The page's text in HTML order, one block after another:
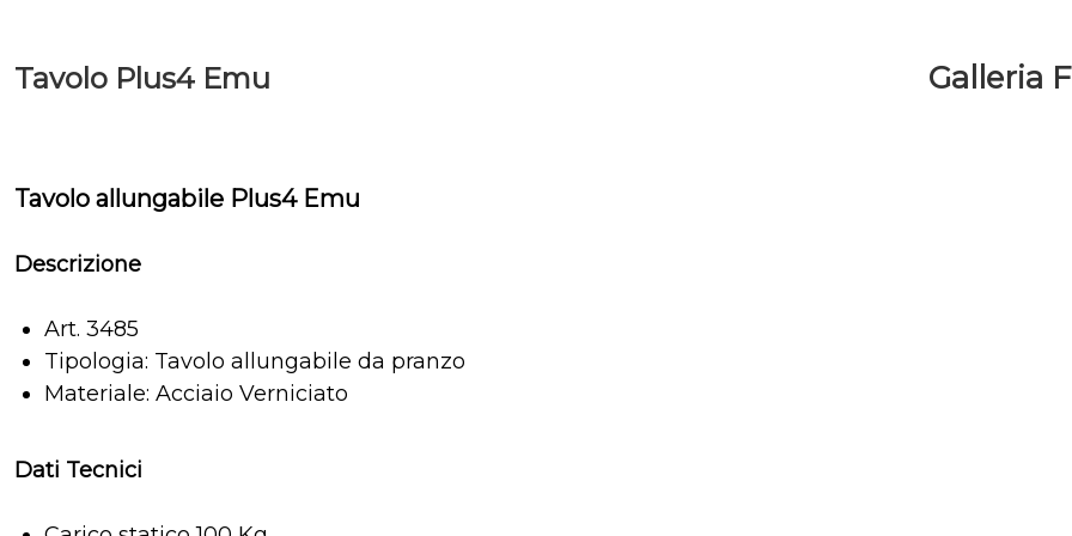
Tavolo Plus4 Emu
Tavolo allungabile Plus4 Emu
Descrizione
Art. 3485
Tipologia: Tavolo allungabile da pranzo
Materiale: Acciaio Verniciato
Dati Tecnici
Galleria